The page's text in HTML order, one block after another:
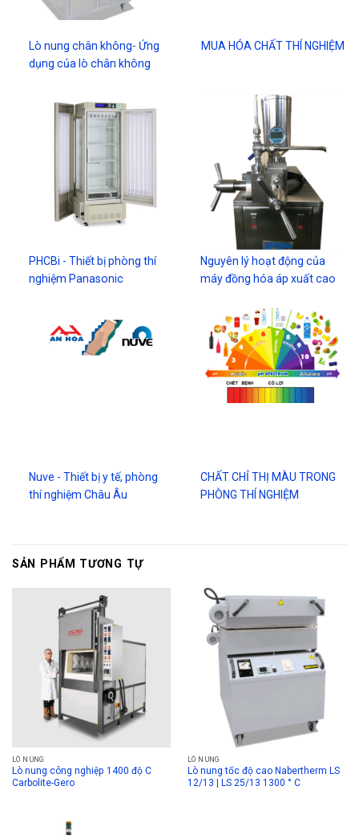
Lò nung chân không- Ứng
dụng của lò chân không
MUA HÓA CHẤT THÍ NGHIỆM
PHCBi - Thiết bị phòng thí
nghiệm Panasonic
Nguyên lý hoạt động của
máy đồng hóa áp xuất cao
Nuve - Thiết bị y tế, phòng
thí nghiệm Châu Âu
CHẤT CHỈ THỊ MÀU TRONG
PHÒNG THÍ NGHIỆM
SẢN PHẨM TƯƠNG TỰ
LÒ NUNG
Lò nung công nghiệp 1400 độ C
Carbolite-Gero
LÒ NUNG
Lò nung tốc độ cao Nabertherm LS
12/13 | LS 25/13 1300 ° C